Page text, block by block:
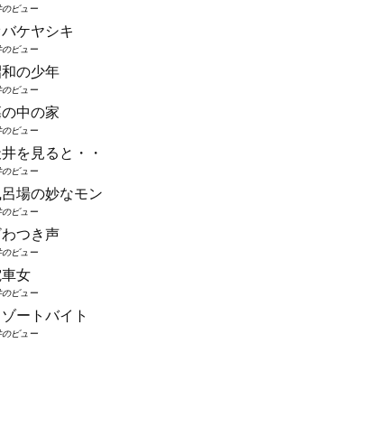
のビュー
ケヤシキ
のビュー
和の少年
のビュー
中の家
のビュー
を見ると・・
のビュー
呂場の妙なモン
のビュー
わつき声
のビュー
女
のビュー
ゾートバイト
のビュー